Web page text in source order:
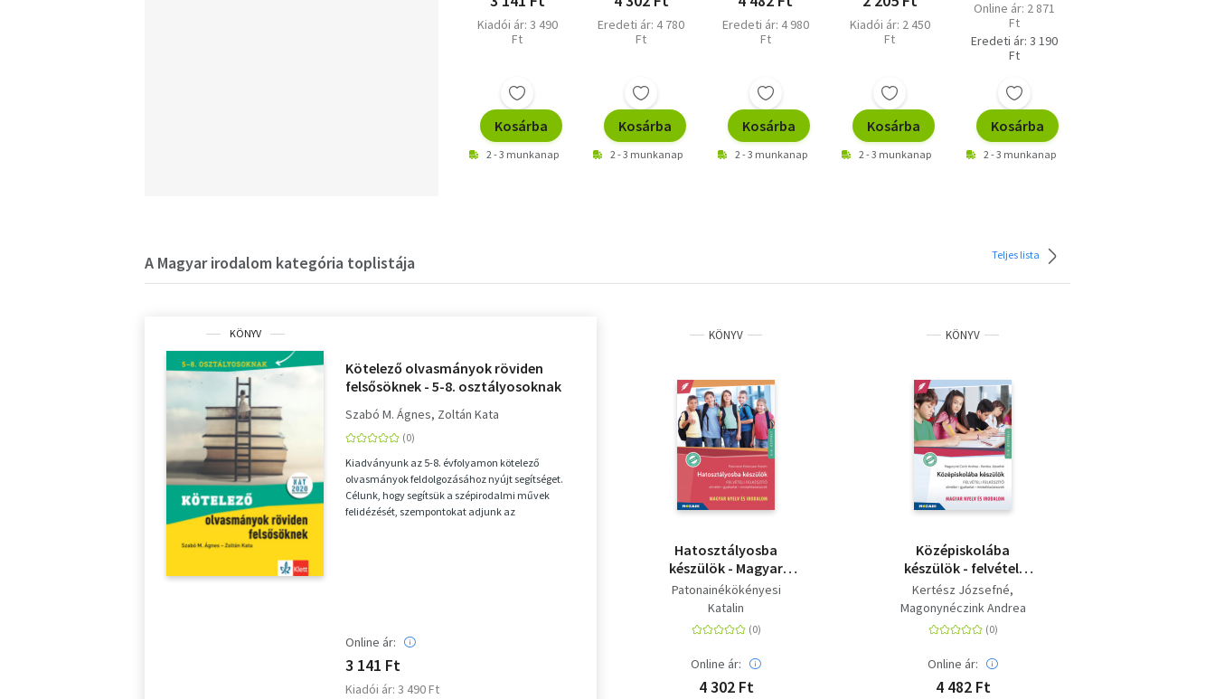
Kiadói ár: 3 490
Ft
Kosárba
2 - 3 munkanap
- 5-6. osztály
Eredeti ár: 4 780
Ft
Kosárba
2 - 3 munkanap
7-8. évfolyam
- MS-2385U
Eredeti ár: 4 980
Ft
Kosárba
2 - 3 munkanap
Kiadói ár: 2 450
Ft
Kosárba
2 - 3 munkanap
Online ár: 2 871
Ft
Eredeti ár: 3 190
Ft
Kosárba
2 - 3 munkanap
A Magyar irodalom kategória toplistája Teljes lista
KÖNYV
Kötelező olvasmányok röviden
felsősöknek - 5-8. osztályosoknak
Szabó M. Ágnes Zoltán Kata
Kiadványunk az 5-8. évfolyamon kötelező
olvasmányok feldolgozásához nyújt segítséget.
Célunk, hogy segítsük a szépirodalmi művek
felidézését, szempontokat adjunk az
Online ár:
3 141 Ft
Kiadói ár: 3 490 Ft
KÖNYV
Hatosztályosba
készülök - Magyar
nyelv és irodalom -
Felvételi felkészítő -
Elmélet, gyakorlat,
mintafeladatsorok -
5-6. osztály
Patonainékökényesi
Katalin
Online ár:
4 302 Ft
KÖNYV
Középiskolába
készülök - felvételi
felkészítő - Magyar
nyelv és irodalom -
Elmélet, gyakorlat,
mintafeladatsorok 7-
8. évfolyam - MS-
Kertész Józsefné
Magonynéczink Andrea
Online ár:
4 482 Ft